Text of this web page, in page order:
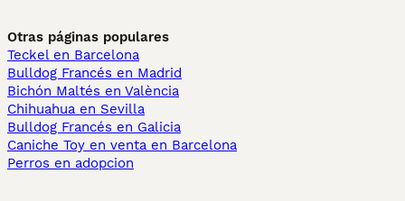
Otras páginas populares
Teckel en Barcelona
Bulldog Francés en Madrid
Bichón Maltés en València
Chihuahua en Sevilla
Bulldog Francés en Galicia
Caniche Toy en venta en Barcelona
Perros en adopcion